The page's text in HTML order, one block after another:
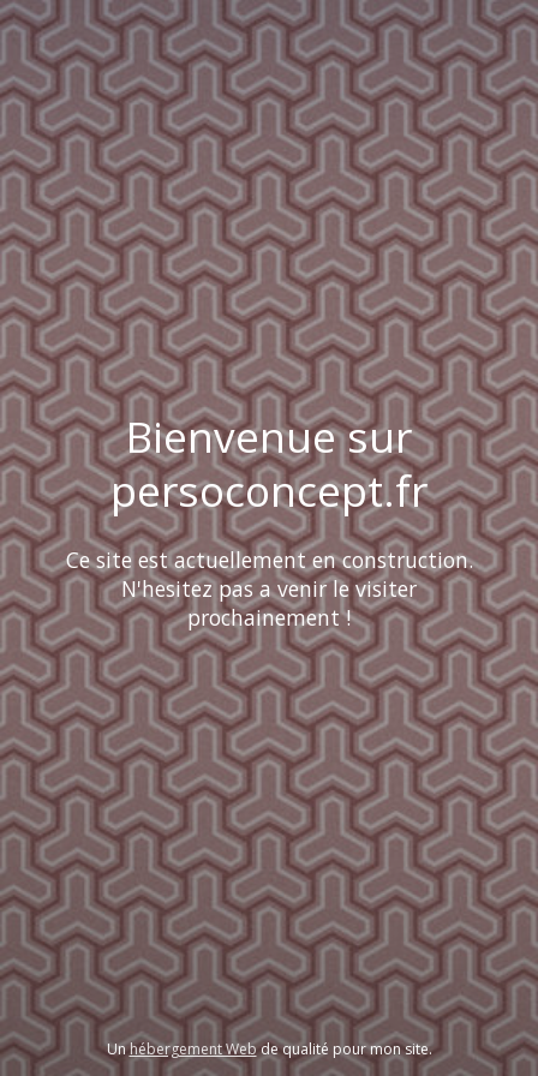
Bienvenue sur
persoconcept.fr
Ce site est actuellement en construction.
N'hesitez pas a venir le visiter
prochainement !
Unhébergement Webde qualité pour mon site.